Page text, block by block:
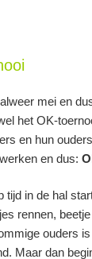
mei en
het OK-
en hun
en dus:
tijd in de hal
rennen,
ouders
Maar dan